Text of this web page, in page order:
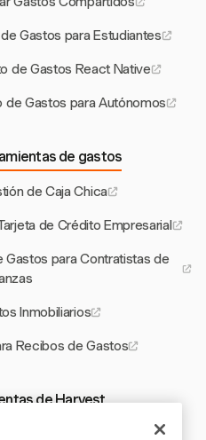
Gastos para Estudiantes
de Gastos React Native
de Gastos para Autónomos
de gastos
de Caja Chica
de Crédito Empresarial
para Contratistas de
Inmobiliarios
Recibos de Gastos
de Harvest